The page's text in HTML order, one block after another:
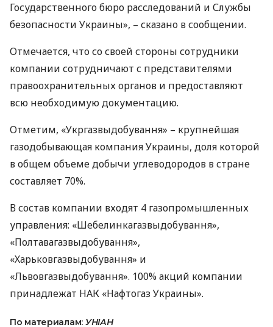
Государственного бюро расследований и Службы
безопасности Украины», – сказано в сообщении.
Отмечается, что со своей стороны сотрудники
компании сотрудничают с представителями
правоохранительных органов и предоставляют
всю необходимую документацию.
Отметим, «Укргазвыдобування» – крупнейшая
газодобывающая компания Украины, доля которой
в общем объеме добычи углеводородов в стране
составляет 70%.
В состав компании входят 4 газопромышленных
управления: «Шебелинкагазвыдобування»,
«Полтавагазвыдобування»,
«Харьковгазвыдобування» и
«Львовгазвыдобування». 100% акций компании
принадлежат НАК «Нафтогаз Украины».
По материалам: УНІАН